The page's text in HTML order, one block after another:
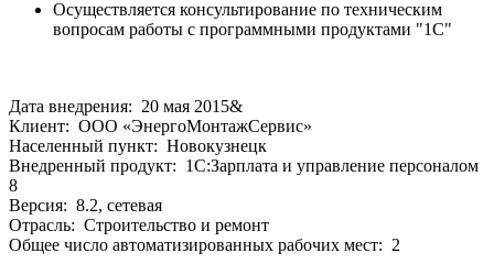
Осуществляется консультирование по техническим
вопросам работы с программными продуктами "1С"
Дата внедрения: 20 мая 2015&
Клиент: ООО «ЭнергоМонтажСервис»
Населенный пункт: Новокузнецк
Внедренный продукт: 1С:Зарплата и управление персоналом
8
Версия: 8.2, сетевая
Отрасль: Строительство и ремонт
Общее число автоматизированных рабочих мест: 2